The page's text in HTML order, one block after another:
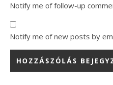
Notify me of follow-up
Notify me of new posts by